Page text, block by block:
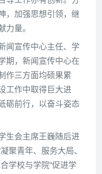
，加强思想引领，继
力量。
闻宣传中心主任、学
期，新闻宣传中心在
作三方面均硕果累
工作中取得巨大进
砺前行，以奋斗姿态
生会主席王巍随后进
聚青年、服务大局、
学校与学院“促进学